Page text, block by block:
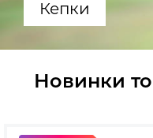
Кепки
Новинки